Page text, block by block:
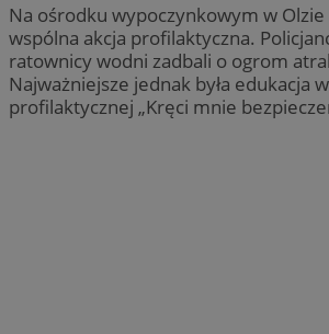
Na ośrodku wypoczynkowym w Olzie
wspólna akcja profilaktyczna.
ratownicy wodni zadbali o ogrom
Najważniejsze jednak była edukacja
profilaktycznej „Kręci mnie